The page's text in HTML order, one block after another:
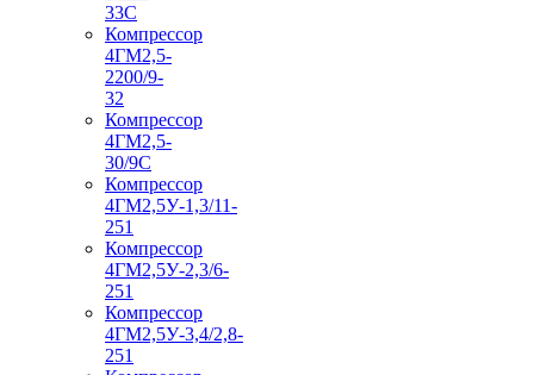
33С
Компрессор
4ГМ2,5-
2200/9-
32
Компрессор
4ГМ2,5-
30/9С
Компрессор
4ГМ2,5У-1,3/11-
251
Компрессор
4ГМ2,5У-2,3/6-
251
Компрессор
4ГМ2,5У-3,4/2,8-
251